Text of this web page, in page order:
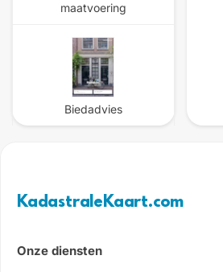
maatvoering
Biedadvies
KadastraleKaart.com
Onze diensten